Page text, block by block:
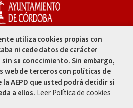
1. 14002
utiliza cookies propias con
ni cede datos de carácter
su conocimiento. Sin embargo,
web de terceros con políticas de
AEPD que usted podrá decidir si
a ellos. Leer Política de cookies